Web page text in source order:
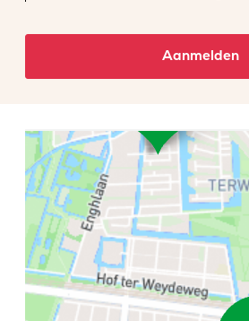
Aanmelden